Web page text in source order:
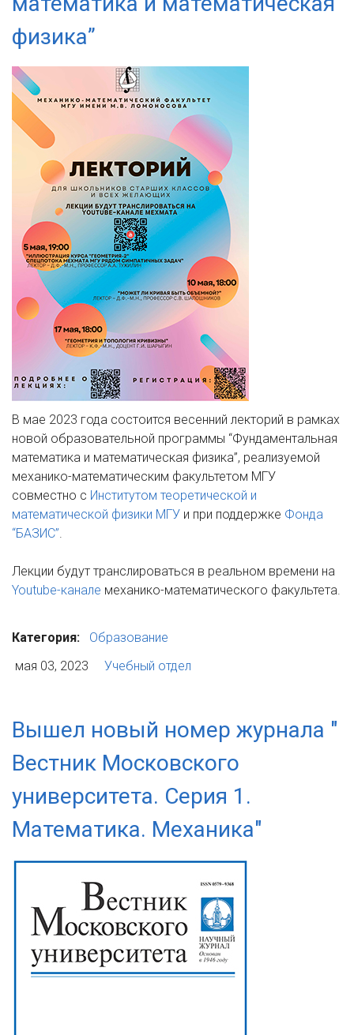
физика”
В мае 2023 года состоится весенний лекторий в рамках
новой образовательной программы “Фундаментальная
математика и математическая физика”, реализуемой
механико-математическим факультетом МГУ
совместно с Институтом теоретической и
математической физики МГУ и при поддержке Фонда
“БАЗИС”
Лекции будут транслироваться в реальном времени на
Youtube-канале механико-математического факультета.
Категория:
Образование
мая 03, 2023
Учебный отдел
Вышел новый номер журнала "
Вестник Московского
университета. Серия 1.
Математика. Механика"